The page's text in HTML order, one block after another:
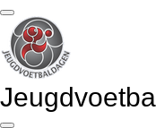
Ga
direct
naar
de
hoofdinhoud